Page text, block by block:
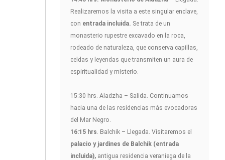
Realizaremos la visita a este singular enclave,
con entrada incluida. Se trata de un
monasterio rupestre excavado en la roca,
rodeado de naturaleza, que conserva capillas,
celdas y leyendas que transmiten un aura de
espiritualidad y misterio.
15:30 hrs. Aladzha – Salida. Continuamos
hacia una de las residencias más evocadoras
del Mar Negro.
16:15 hrs . Balchik – Llegada. Visitaremos el
palacio y jardines de Balchik (entrada
incluida), antigua residencia veraniega de la